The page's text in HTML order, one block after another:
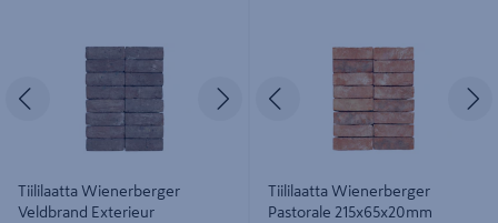
Edellinen Seuraava
Tiililaatta Wienerberger
Veldbrand Exterieur
Edellinen
Tiililaatta Wienerberger
Pastorale 215x65x20mm